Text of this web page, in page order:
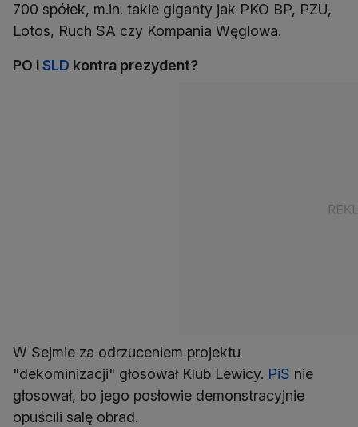
700 spółek, m.in. takie giganty jak PKO BP, PZU,
Lotos, Ruch SA czy Kompania Węglowa.
PO iSLD kontra prezydent?
W Sejmie za odrzuceniem projektu
"dekominizacji" głosował Klub Lewicy. PiS nie
głosował, bo jego posłowie demonstracyjnie
opuścili salę obrad.